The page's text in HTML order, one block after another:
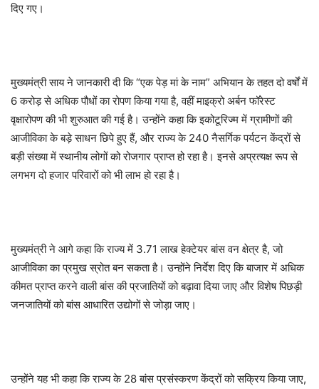
दिए गए।
मुख्यमंत्री साय ने जानकारी दी कि “एक पेड़ मां के नाम” अभियान के तहत दो वर्षों में
6 करोड़ से अधिक पौधों का रोपण किया गया है, वहीं माइक्रो अर्बन फॉरेस्ट
वृक्षारोपण की भी शुरुआत की गई है। उन्होंने कहा कि इकोटूरिज्म में ग्रामीणों की
आजीविका के बड़े साधन छिपे हुए हैं, और राज्य के 240 नैसर्गिक पर्यटन केंद्रों से
बड़ी संख्या में स्थानीय लोगों को रोजगार प्राप्त हो रहा है। इनसे अप्रत्यक्ष रूप से
लगभग दो हजार परिवारों को भी लाभ हो रहा है।
मुख्यमंत्री ने आगे कहा कि राज्य में 3.71 लाख हेक्टेयर बांस वन क्षेत्र है, जो
आजीविका का प्रमुख स्रोत बन सकता है। उन्होंने निर्देश दिए कि बाजार में अधिक
कीमत प्राप्त करने वाली बांस की प्रजातियों को बढ़ावा दिया जाए और विशेष पिछड़ी
जनजातियों को बांस आधारित उद्योगों से जोड़ा जाए।
उन्होंने यह भी कहा कि राज्य के 28 बांस प्रसंस्करण केंद्रों को सक्रिय किया जाए,